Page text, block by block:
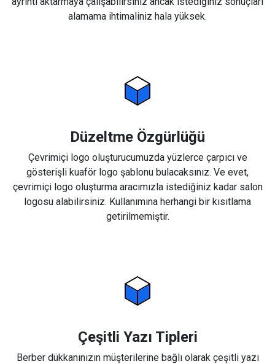
alamama ihtimaliniz hala yüksek.
Düzeltme Özgürlüğü
Çevrimiçi logo oluşturucumuzda yüzlerce çarpıcı ve
gösterişli kuaför logo şablonu bulacaksınız. Ve evet,
çevrimiçi logo oluşturma aracımızla istediğiniz kadar salon
logosu alabilirsiniz. Kullanımına herhangi bir kısıtlama
getirilmemiştir.
Çeşitli Yazı Tipleri
Berber dükkanınızın müşterilerine bağlı olarak çeşitli yazı